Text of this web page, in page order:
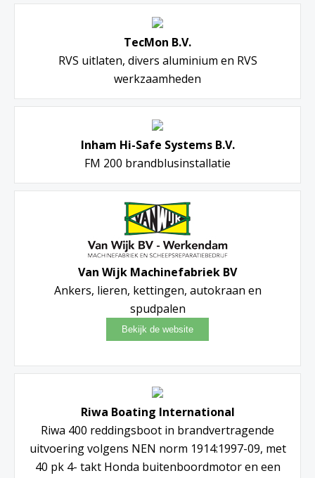
TecMon B.V.
RVS uitlaten, divers aluminium en RVS
werkzaamheden
Inham Hi-Safe Systems B.V.
FM 200 brandblusinstallatie
Van Wijk Machinefabriek BV
Ankers, lieren, kettingen, autokraan en
spudpalen
Riwa Boating International
Riwa 400 reddingsboot in brandvertragende
uitvoering volgens NEN norm 1914:1997-09, met
40 pk 4- takt Honda buitenboordmotor en een